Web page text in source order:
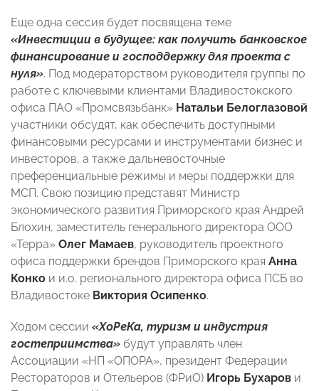
Еще одна сессия будет посвящена теме
«Инвестиции в будущее: как получить банковское
финансирование и господдержку для проекта с
нуля». Под модераторством руководителя группы по
работе с ключевыми клиентами Владивостокского
офиса ПАО «Промсвязьбанк» Натальи Белоглазовой
участники обсудят, как обеспечить доступными
финансовыми ресурсами и инструментами бизнес и
инвесторов, а также дальневосточные
преференциальные режимы и меры поддержки для
МСП. Свою позицию представят Министр
экономического развития Приморского края Андрей
Блохин, заместитель генерального директора ООО
«Терра» Олег Мамаев, руководитель проектного
офиса поддержки брендов Приморского края Анна
Конко и и.о. регионального директора офиса ПСБ во
Владивостоке Виктория Осипенко.
Ходом сессии «ХоРеКа, туризм и индустрия
гостеприимства» будут управлять член
Ассоциации «НП «ОПОРА», президент Федерации
Рестораторов и Отельеров (ФРиО) Игорь Бухаров и